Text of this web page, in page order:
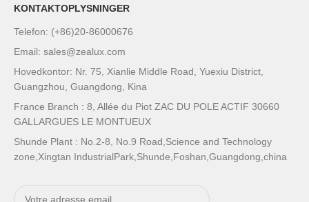
KONTAKTOPLYSNINGER
Telefon: (+86)20-86000676
Email: sales@zealux.com
Hovedkontor: Nr. 75, Xianlie Middle Road, Yuexiu District,
Guangzhou, Guangdong, Kina
France Branch : 8, Allée du Piot ZAC DU POLE ACTIF 30660
GALLARGUES LE MONTUEUX
Shunde Plant : No.2-8, No.9 Road,Science and Technology
zone,Xingtan IndustrialPark,Shunde,Foshan,Guangdong,china